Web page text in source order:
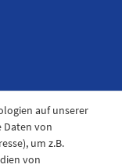
auf unserer
Daten von
um z.B.
von